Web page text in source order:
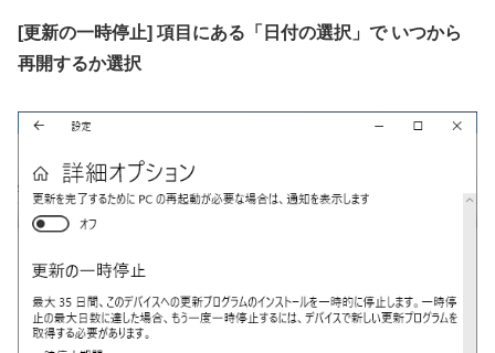
[更新の一時停止] 項目にある「日付の選択」で いつから
再開するか選択